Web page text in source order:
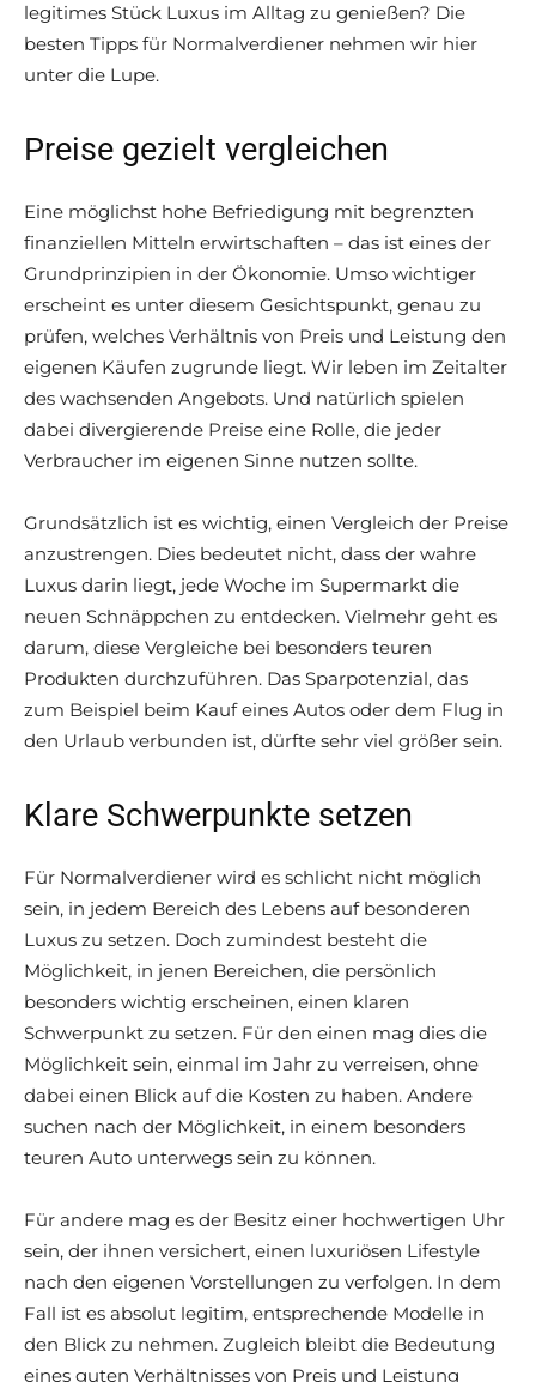
legitimes Stück Luxus im Alltag zu genießen? Die
besten Tipps für Normalverdiener nehmen wir hier
unter die Lupe.
Preise gezielt vergleichen
Eine möglichst hohe Befriedigung mit begrenzten
finanziellen Mitteln erwirtschaften – das ist eines der
Grundprinzipien in der Ökonomie. Umso wichtiger
erscheint es unter diesem Gesichtspunkt, genau zu
prüfen, welches Verhältnis von Preis und Leistung den
eigenen Käufen zugrunde liegt. Wir leben im Zeitalter
des wachsenden Angebots. Und natürlich spielen
dabei divergierende Preise eine Rolle, die jeder
Verbraucher im eigenen Sinne nutzen sollte.
Grundsätzlich ist es wichtig, einen Vergleich der Preise
anzustrengen. Dies bedeutet nicht, dass der wahre
Luxus darin liegt, jede Woche im Supermarkt die
neuen Schnäppchen zu entdecken. Vielmehr geht es
darum, diese Vergleiche bei besonders teuren
Produkten durchzuführen. Das Sparpotenzial, das
zum Beispiel beim Kauf eines Autos oder dem Flug in
den Urlaub verbunden ist, dürfte sehr viel größer sein.
Klare Schwerpunkte setzen
Für Normalverdiener wird es schlicht nicht möglich
sein, in jedem Bereich des Lebens auf besonderen
Luxus zu setzen. Doch zumindest besteht die
Möglichkeit, in jenen Bereichen, die persönlich
besonders wichtig erscheinen, einen klaren
Schwerpunkt zu setzen. Für den einen mag dies die
Möglichkeit sein, einmal im Jahr zu verreisen, ohne
dabei einen Blick auf die Kosten zu haben. Andere
suchen nach der Möglichkeit, in einem besonders
teuren Auto unterwegs sein zu können.
Für andere mag es der Besitz einer hochwertigen Uhr
sein, der ihnen versichert, einen luxuriösen Lifestyle
nach den eigenen Vorstellungen zu verfolgen. In dem
Fall ist es absolut legitim, entsprechende Modelle in
den Blick zu nehmen. Zugleich bleibt die Bedeutung
eines guten Verhältnisses von Preis und Leistung